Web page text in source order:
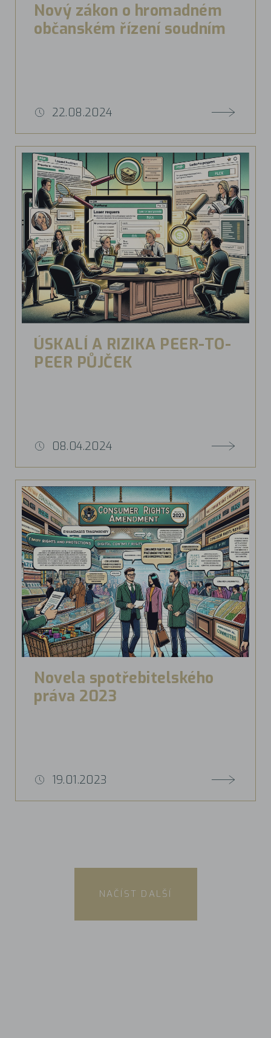
Nový zákon o hromadném
občanském řízení soudním
22.08.2024
ÚSKALÍ A RIZIKA PEER-TO-
PEER PŮJČEK
08.04.2024
Novela spotřebitelského
práva 2023
19.01.2023
NAČÍST DALŠÍ